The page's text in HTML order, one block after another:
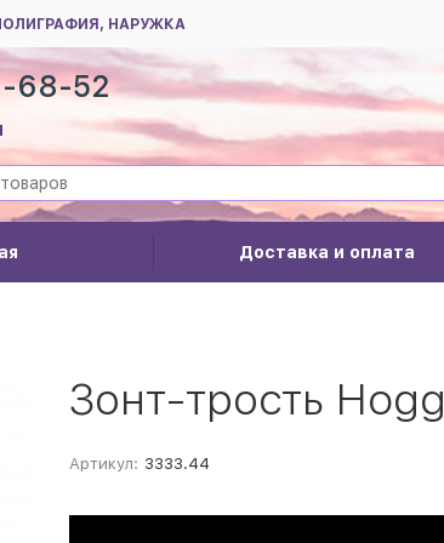
НАРУЖКА
68-52
Доставка и оплата
Зонт-трость
Артикул: 3333.44